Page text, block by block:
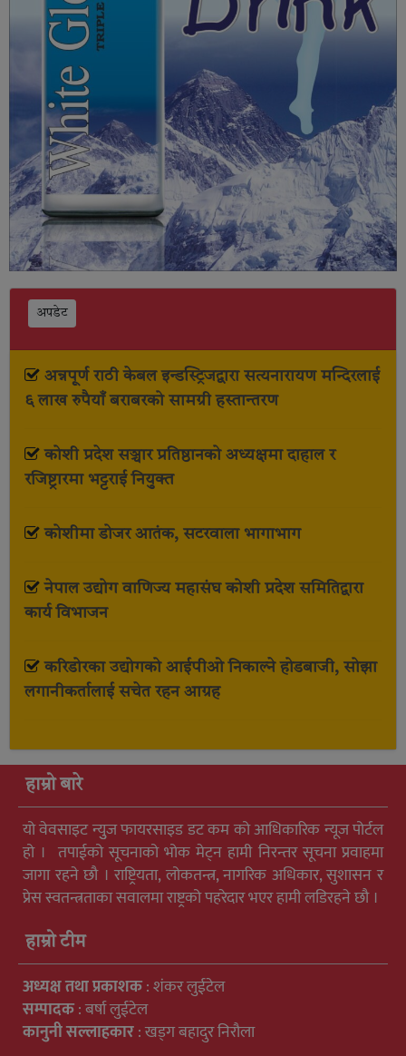
अपडेट
अन्नपूर्ण राठी केबल इन्डस्ट्रिजद्वारा सत्यनारायण मन्दिरलाई
६ लाख रुपैयाँ बराबरको सामग्री हस्तान्तरण
कोशी प्रदेश सञ्चार प्रतिष्ठानको अध्यक्षमा दाहाल र
रजिष्ट्रारमा भट्टराई नियुक्त
कोशीमा डोजर आतंक, सटरवाला भागाभाग
नेपाल उद्योग वाणिज्य महासंघ कोशी प्रदेश समितिद्वारा
कार्य विभाजन
करिडोरका उद्योगको आईपीओ निकाल्ने होडबाजी, सोझा
लगानीकर्तालाई सचेत रहन आग्रह
हाम्रो बारे
यो वेवसाइट न्युुज फायरसाइड डट कम को आधिकारिक न्यूज पोर्टल
हो । तपाईको सूचनाको भोक मेट्न हामी निरन्तर सूचना प्रवाहमा
जागा रहने छौ । राष्ट्रियता, लोकतन्त्र, नागरिक अधिकार, सुशासन र
प्रेस स्वतन्त्रताका सवालमा राष्ट्रको पहरेदार भएर हामी लडिरहने छौ ।
हाम्रो टीम
अध्यक्ष तथा प्रकाशक: शंकर लुईटेल
सम्पादक: बर्षा लुईटेल
कानुनी सल्लाहकार: खड्ग बहादुर निरौला